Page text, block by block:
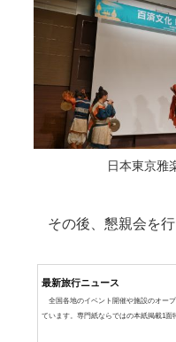
日本東京雅
その後、懇親会を行
最新旅行ニュース
全国各地のイベント開催や施設のオー
ています。専門紙ならではの本紙掲載1面